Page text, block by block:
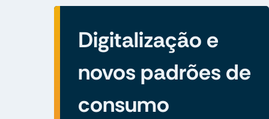
Digitalização e
novos padrões de
consumo